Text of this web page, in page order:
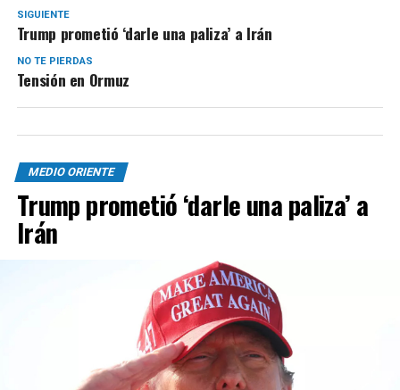
SIGUIENTE
Trump prometió ‘darle una paliza’ a Irán
NO TE PIERDAS
Tensión en Ormuz
MEDIO ORIENTE
Trump prometió ‘darle una paliza’ a
Irán